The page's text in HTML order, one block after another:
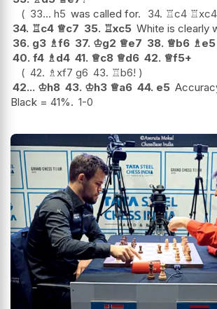
33... h5 was called for. 34. ♖c4 ♖xc4
34. ♖c4 ♕c7 35. ♖xc5 White is clearly
36. g3 ♗f6 37. ♔g2 ♕e7 38. ♕b6 ♗e5
40. f4 ♗d4 41. ♕c8 ♕d6 42. ♕f5+
42. ♗xf7 g6 43. ♖b6!
42... ♔h8 43. ♔h3 ♕a6 44. e5
Black = 41%. 1-0